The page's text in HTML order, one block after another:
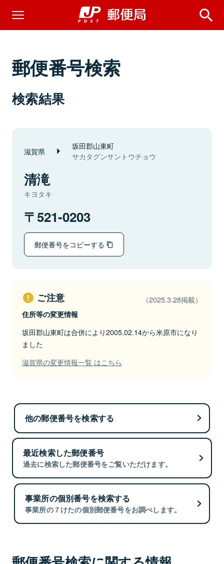
郵便番号検索
検索結果
滋賀県 坂田郡山東町
サカタグンサントウチョウ
清滝
キヨタキ
521-0203
郵便番号をコピーする
ご注意 （2025.3.28掲載）
住所等の変更情報
坂田郡山東町は合併により2005.02.14から米原市になり
ました
滋賀県の変更情報一覧 はこちら
他の郵便番号を検索する
最近検索した郵便番号
過去に検索した郵便番号をご覧いただけます。
事業所の個別番号を検索する
事業所の７けたの個別郵便番号をお調べします。